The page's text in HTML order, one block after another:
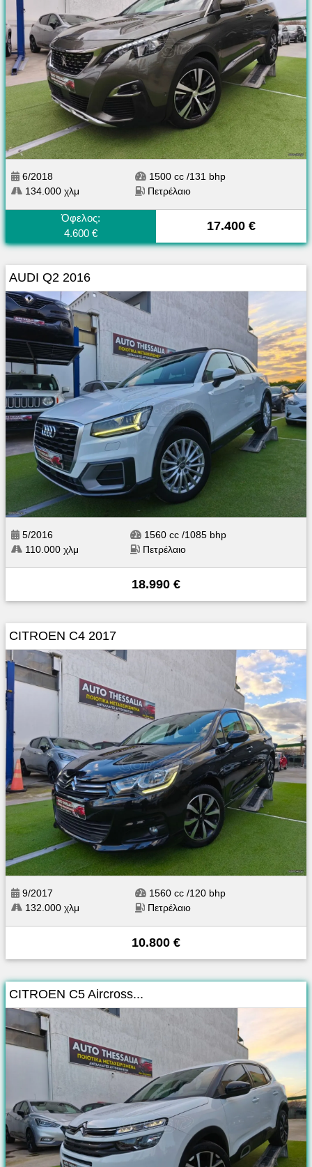
6/2018
134.000 χλμ
1500 cc /131 bhp
Πετρέλαιο
Όφελος:
4.600 €
17.400 €
AUDI Q2 2016
5/2016
110.000 χλμ
1560 cc /1085 bhp
Πετρέλαιο
18.990 €
CITROEN C4 2017
9/2017
132.000 χλμ
1560 cc /120 bhp
Πετρέλαιο
10.800 €
CITROEN C5 Aircross...